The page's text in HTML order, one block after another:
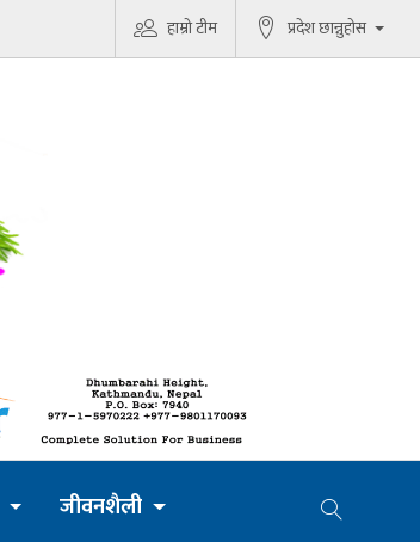
हाम्रो टीम प्रदेश छान्नुहोस
जीवनशैली